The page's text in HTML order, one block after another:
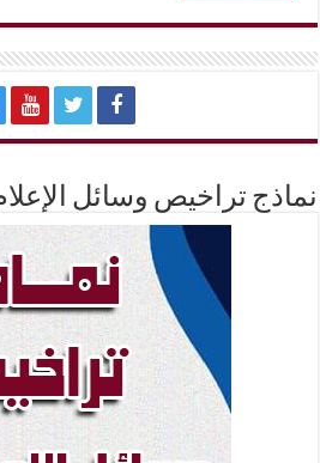
نماذج تراخيص وسائل